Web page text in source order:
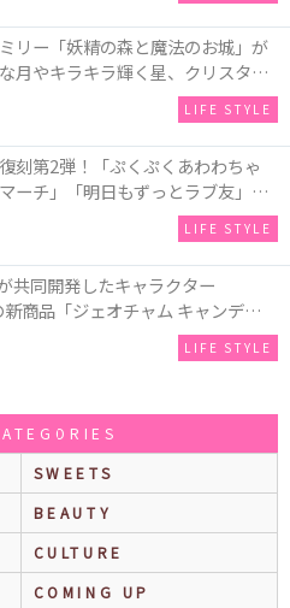
リー「妖精の森と魔法のお城」が
月やキラキラ輝く星、クリスタル
を彩る♡
LIFE STYLE
刻第2弾！「ぷくぷくあわわちゃ
ーチ」「明日もずっとラブ友」な
ース」や「遊べるメモ帳」が発売
LIFE STYLE
共同開発したキャラクター
新商品「ジェオチャム キャンディデ
が発売！一部店舗限定で特別装飾
LIFE STYLE
SWEETS
BEAUTY
CULTURE
COMING UP